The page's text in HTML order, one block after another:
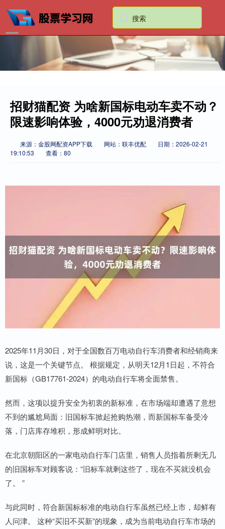
招财猫配资 为啥新国标电动车卖不动？
限速影响体验，4000元劝退消费者
来源：金股网配资APP下载 网站：联丰优配
日期：2026-02-21
19:10:53
查看：80
2025年11月30日，对于全国数百万电动自行车消费者和经销商来
说，这是一个关键节点。 根据规定，从明天12月1日起，不符合
新国标（GB17761-2024）的电动自行车将全面禁售。
然而，这项以提升安全为初衷的新标准，在市场端却遭遇了意想
不到的尴尬局面：旧国标车掀起抢购热潮，而新国标车备受冷
落，门店库存堆积，形成鲜明对比。
在北京朝阳区的一家电动自行车门店里，销售人员指着所剩无几
的旧国标车对顾客说：“旧标车就剩这些了，现在不买就没机会
了。 ”
与此同时，符合新国标标准的电动自行车虽然已经上市，却鲜有
人问津。 这种“买旧不买新”的现象，成为当前电动自行车市场的